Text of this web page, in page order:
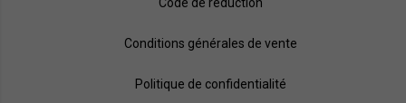
Conditions générales de vente
Politique de confidentialité